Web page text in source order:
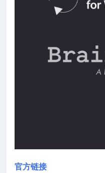
官方链接